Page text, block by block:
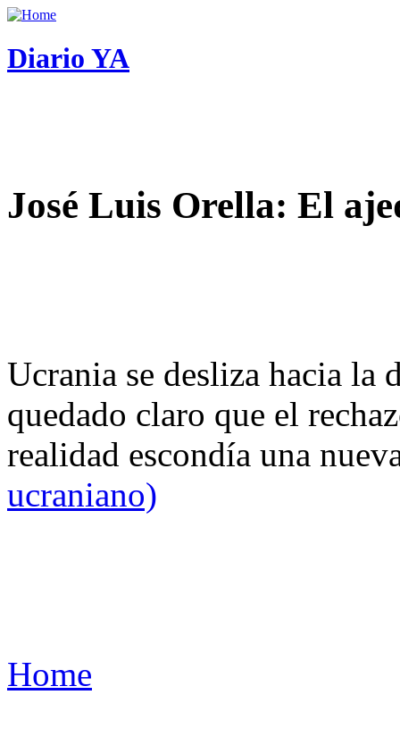
Diario YA
José Luis Orella: El
Ucrania se desliza hacia
quedado claro que el
realidad escondía una
ucraniano)
Home